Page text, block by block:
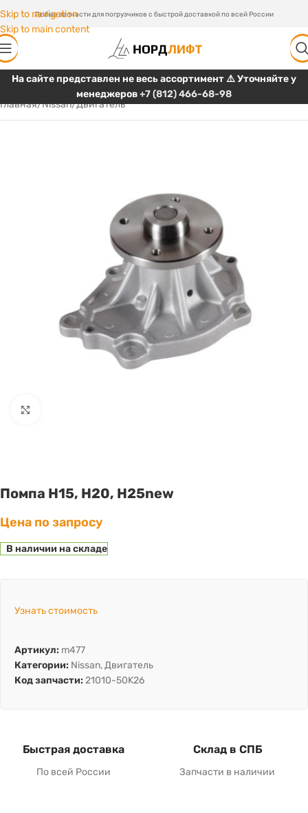
Skip to navigation
Skip to main content
Любые запчасти для погрузчиков с быстрой доставкой по всей России
На сайте представлен не весь ассортимент ⚠️ Уточняйте у
менеджеров+7 (812) 466-68-98
Главная/Nissan/Двигатель
Помпа H15, Н20, Н25new
Цена по запросу
В наличии на складе
Узнать стоимость
Артикул: m477
Категории: Nissan,Двигатель
Код запчасти: 21010-50K26
Быстрая доставка
По всей России
Склад в СПБ
Запчасти в наличии